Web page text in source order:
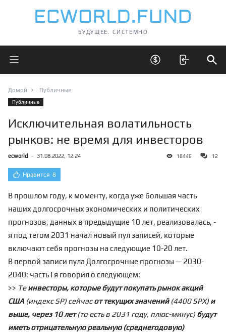
БУДУЩЕЕ. СИСТЕМНО
Открыть главное меню Открыть скрытые
Домой Публичные
Публичные
Исключительная волатильность
рынков: не время для инвесторов
ecworld - 31.08.2022, 12:24 18446 12
Нравится 8
В прошлом году, к моменту, когда уже большая часть
наших долгосрочных экономических и политических
прогнозов, данных в предыдущие 10 лет, реализовалась, -
я под тегом 2031 начал новый пул записей, которые
включают себя прогнозы на следующие 10-20 лет.
В первой записи пула Долгосрочные прогнозы — 2030-
2040: часть I я говорил о следующем:
>> Теинвесторы, которые будут покупать рынок акций
США (индекс SP) сейчасот текущих значений(4400 SPX) и
выше, через 10 лет(то есть в 2031 году, плюс-минус) будут
иметь отрицательную реальную (среднегодовую)